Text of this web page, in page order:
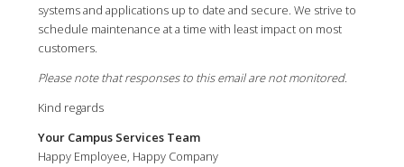
systems and applications up to date and secure. We strive to
schedule maintenance at a time with least impact on most
customers.
Please note that responses to this email are not monitored.
Kind regards
Your Campus Services Team
Happy Employee, Happy Company